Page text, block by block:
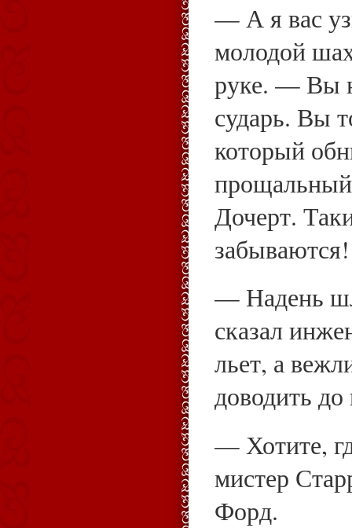
— А я вас
молодой
руке. — Вы
сударь. Вы
который
Дочерт.
забываются!
— Надень
сказал
льет, а
доводить
— Хотите,
мистер
Форд.